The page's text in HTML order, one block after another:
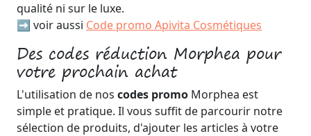
qualité ni sur le luxe.
➡️ voir aussi Code promo Apivita Cosmétiques
Des codes réduction Morphea pour
votre prochain achat
L'utilisation de nos codes promo Morphea est
simple et pratique. Il vous suffit de parcourir notre
sélection de produits, d'ajouter les articles à votre